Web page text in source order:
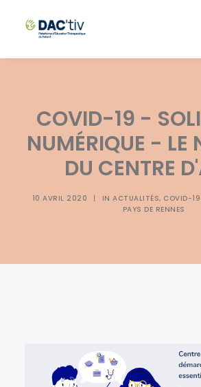
Liste des programmes
Les formations
Contacts
COVID-19 -
NUMÉRIQUE - LE
DU CENTRE
10 AVRIL 2020 | IN ACTUALITÉS, COVID-19
PAYS DE RENNES